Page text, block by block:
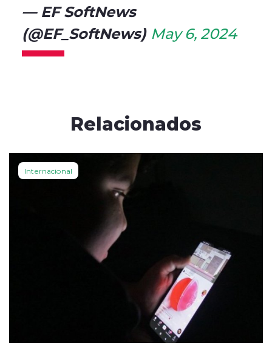
— EF SoftNews
(@EF_SoftNews) May 6, 2024
Relacionados
Internacional